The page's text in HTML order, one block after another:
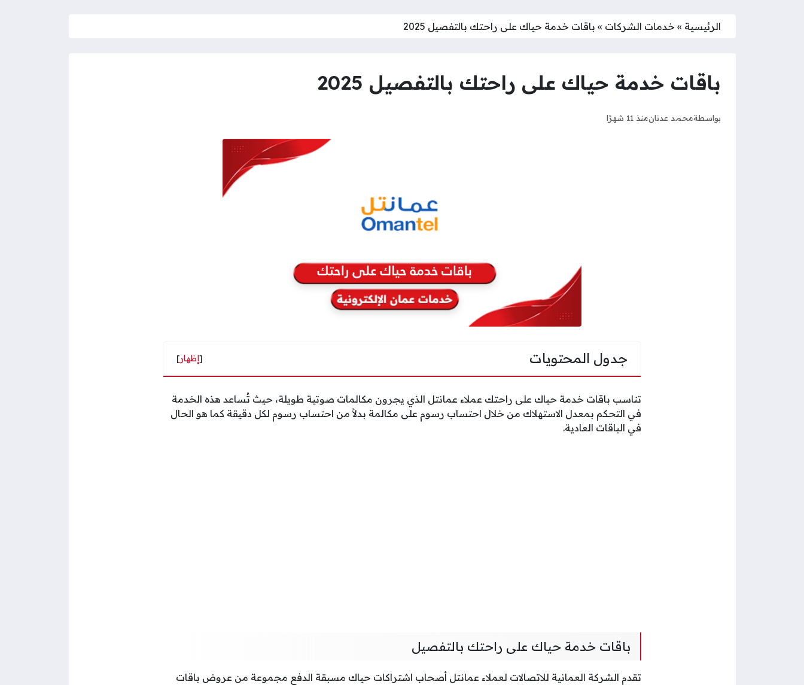
الرئيسية » خدمات الشركات » باقات خدمة حياك على راحتك بالتفصيل 2025
باقات خدمة حياك على راحتك بالتفصيل 2025
بواسطةمحمد عدنانمنذ 11 شهرًا
جدول المحتويات [إظهار]
تناسب باقات خدمة حياك على راحتك عملاء عمانتل الذي يجرون مكالمات صوتية طويلة، حيث تُساعد هذه الخدمة
في التحكم بمعدل الاستهلاك من خلال احتساب رسوم على مكالمة بدلاً من احتساب رسوم لكل دقيقة كما هو الحال
في الباقات العادية.
باقات خدمة حياك على راحتك بالتفصيل
تقدم الشركة العمانية للاتصالات لعملاء عمانتل أصحاب اشتراكات حياك مسبقة الدفع مجموعة من عروض باقات